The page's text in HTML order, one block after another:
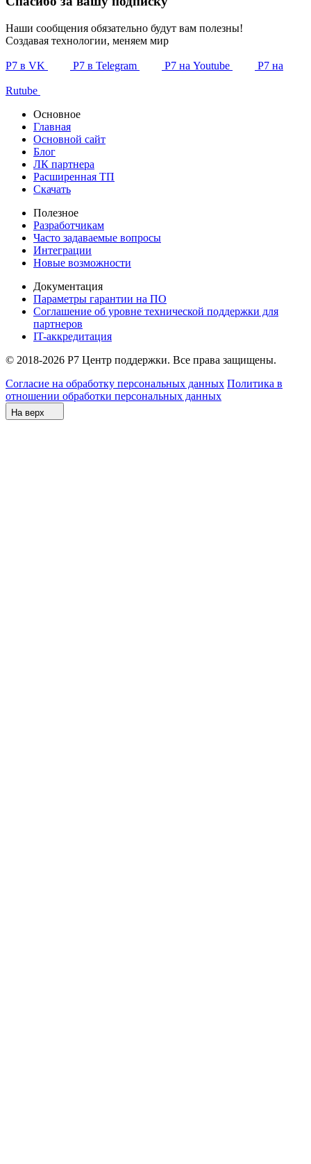
Наши сообщения обязательно будут вам полезны!
Создавая технологии, меняем мир
Р7 в VK Р7 в Telegram Р7 на Youtube Р7 на
Rutube
Основное
Главная
Основной сайт
Блог
ЛК партнера
Расширенная ТП
Скачать
Полезное
Разработчикам
Часто задаваемые вопросы
Интеграции
Новые возможности
Документация
Параметры гарантии на ПО
Соглашение об уровне технической поддержки для
партнеров
IT-аккредитация
© 2018-2026 Р7 Центр поддержки. Все права защищены.
Согласие на обработку персональных данных Политика в
отношении обработки персональных данных
На верх